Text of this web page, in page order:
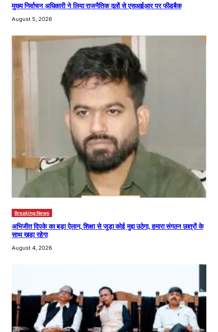
मुख्य निर्वाचन अधिकारी ने लिया राजनैतिक दलों से एसआईआर पर फीडबैक
August 5, 2026
Breaking News
अभिजीत दिपके का बड़ा ऐलान, शिक्षा से जुड़ा कोई मुद्दा उठेगा, हमारा संगठन छात्रों के
साथ खड़ा रहेगा
August 4, 2026